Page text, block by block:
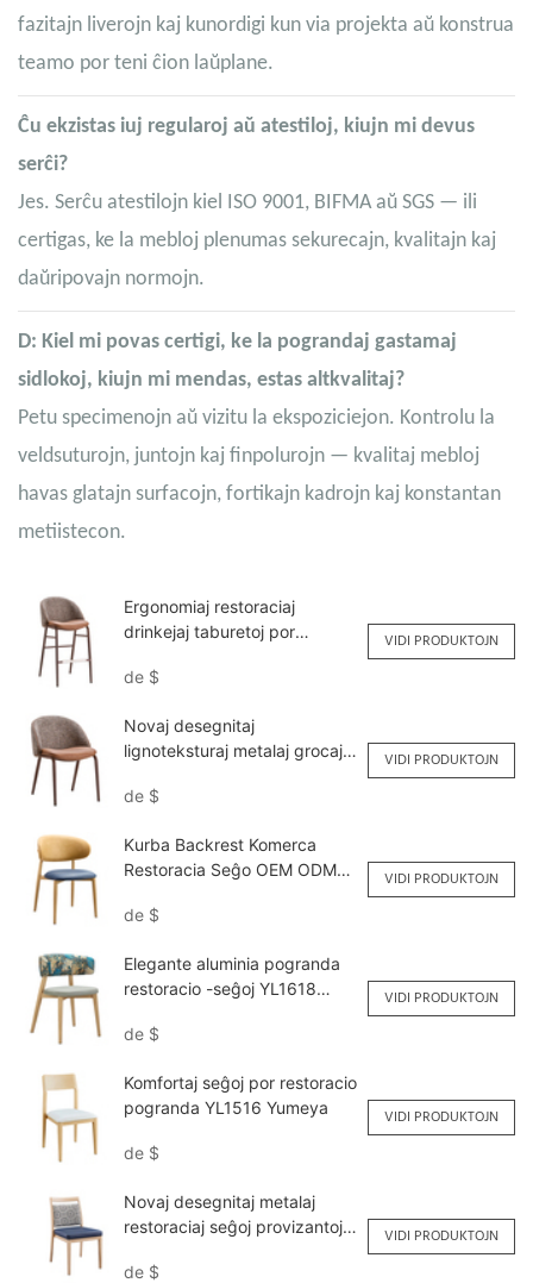
fazitajn liverojn kaj kunordigi kun via projekta aŭ konstrua
teamo por teni ĉion laŭplane.
Ĉu ekzistas iuj regularoj aŭ atestiloj, kiujn mi devus
serĉi?
Jes. Serĉu atestilojn kiel ISO 9001, BIFMA aŭ SGS — ili
certigas, ke la mebloj plenumas sekurecajn, kvalitajn kaj
daŭripovajn normojn.
D: Kiel mi povas certigi, ke la pograndaj gastamaj
sidlokoj, kiujn mi mendas, estas altkvalitaj?
Petu specimenojn aŭ vizitu la ekspoziciejon. Kontrolu la
veldsuturojn, juntojn kaj finpolurojn — kvalitaj mebloj
havas glatajn surfacojn, fortikajn kadrojn kaj konstantan
metiistecon.
Ergonomiaj restoraciaj
drinkejaj taburetoj por
Yumeya
de $
VIDI PRODUKTOJN
Novaj desegnitaj
lignoteksturaj metalaj grocaj
Yumeya
de $
VIDI PRODUKTOJN
Kurba Backrest Komerca
Restoracia Seĝo OEM ODM
de $
VIDI PRODUKTOJN
Elegante aluminia pogranda
restoracio -seĝoj YL1618
de $
VIDI PRODUKTOJN
Komfortaj seĝoj por restoracio
pogranda YL1516 Yumeya
de $
VIDI PRODUKTOJN
Novaj desegnitaj metalaj
restoraciaj seĝoj provizantoj
de $
VIDI PRODUKTOJN